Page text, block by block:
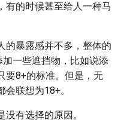
有的时候甚至给人一种马
的暴露感并不多，整体的
一些遮挡物，比如说添
要8+的标准。但是，无
联想为18+。
有选择的原因。